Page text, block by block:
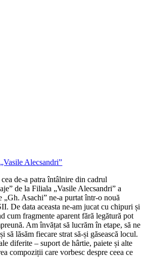
Alecsandri”
de-a patra întâlnire din cadrul
de la Filiala „Vasile Alecsandri” a
„Gh. Asachi” ne-a purtat într-o nouă
De data aceasta ne-am jucat cu chipuri și
cum fragmente aparent fără legătură pot
Am învățat să lucrăm în etape, să ne
să lăsăm fiecare strat să-și găsească locul.
diferite – suport de hârtie, paiete și alte
compoziții care vorbesc despre ceea ce